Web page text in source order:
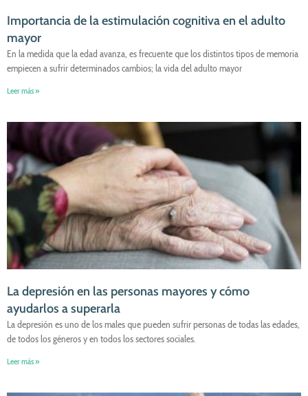
Importancia de la estimulación cognitiva en el adulto
mayor
En la medida que la edad avanza, es frecuente que los distintos tipos de memoria
empiecen a sufrir determinados cambios; la vida del adulto mayor
Leer más »
La depresión en las personas mayores y cómo
ayudarlos a superarla
La depresión es uno de los males que pueden sufrir personas de todas las edades,
de todos los géneros y en todos los sectores sociales.
Leer más »